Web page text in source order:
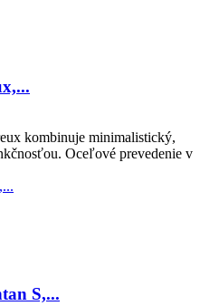
kombinuje minimalistický,
Oceľové prevedenie v
S,...